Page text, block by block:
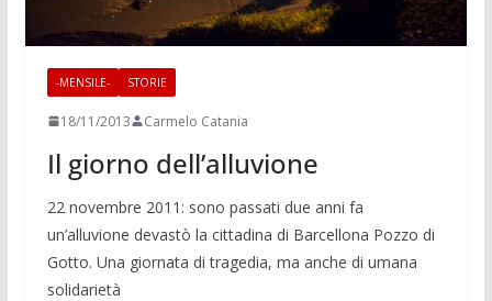
-MENSILE- STORIE
18/11/2013 Carmelo Catania
Il giorno dell’alluvione
22 novembre 2011: sono passati due anni fa
un’alluvione de­vastò la cit­tadina di Barcel­lona Pozzo di
Gotto. Una giornata di trage­dia, ma anche di umana
soli­darietà